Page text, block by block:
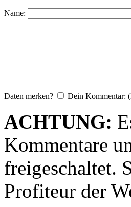
Name:
Daten merken? Dein Kommentar:
ACHTUNG:
Kommentare
freigeschaltet.
Profiteur der